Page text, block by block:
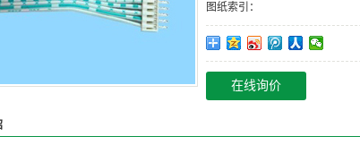
图纸索引：
在线询价